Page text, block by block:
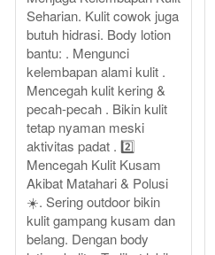
Seharian. Kulit cowok juga
butuh hidrasi. Body lotion
bantu: . Mengunci
kelembapan alami kulit .
Mencegah kulit kering &
pecah-pecah . Bikin kulit
tetap nyaman meski
aktivitas padat . 2️⃣
Mencegah Kulit Kusam
Akibat Matahari & Polusi
☀️. Sering outdoor bikin
kulit gampang kusam dan
belang. Dengan body